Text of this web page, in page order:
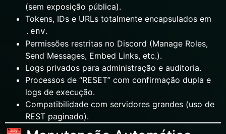
(sem exposição pública).
Tokens, IDs e URLs totalmente encapsulados em
.env.
Permissões restritas no Discord (Manage Roles,
Send Messages, Embed Links, etc.).
Logs privados para administração e auditoria.
Processos de “RESET” com confirmação dupla e
logs de execução.
Compatibilidade com servidores grandes (uso de
REST paginado).